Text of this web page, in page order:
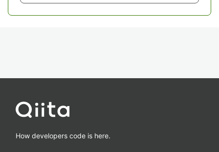
How developers code is here.